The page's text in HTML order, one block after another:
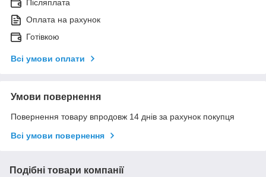
Післяплата
Оплата на рахунок
Готівкою
Всі умови оплати
Умови повернення
Повернення товару впродовж 14 днів за рахунок покупця
Всі умови повернення
Подібні товари компанії